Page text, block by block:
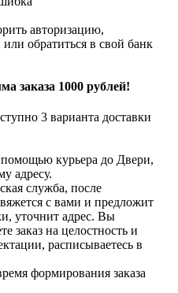
авторизацию,
или обратиться в свой банк
заказа 1000 рублей!
3 варианта доставки
помощью курьера до Двери,
адресу.
служба, после
с вами и предложит
уточнит адрес. Вы
заказ на целостность и
расписываетесь в
формирования заказа